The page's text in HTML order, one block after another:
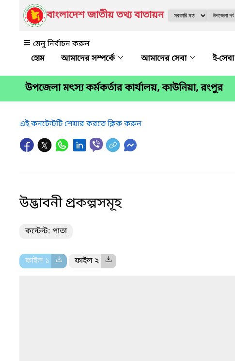
বাংলাদেশ জাতীয় তথ্য বাতায়ন
মেনু নির্বাচন করুন
আমাদের সম্পর্কে
আমাদের সেবা ই-সেবা
উপজেলা মৎস্য কর্মকর্তার কার্যালয়, কাউনিয়া, রংপুর
এই কনটেন্টটি শেয়ার করতে ক্লিক করুন
উদ্ভাবনী প্রকল্পসমূহ
কন্টেন্ট: পাতা
ফাইল ১ ফাইল ২